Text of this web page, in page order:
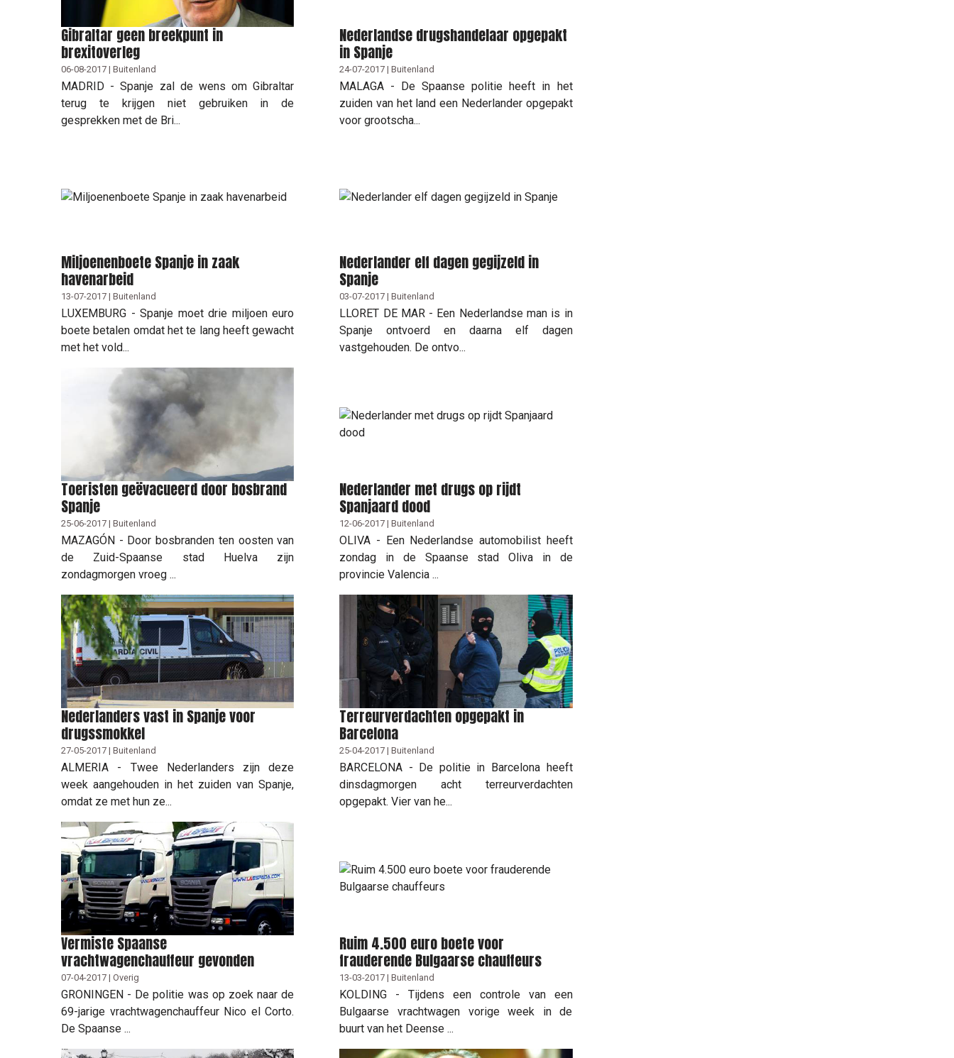
Gibraltar geen breekpunt in
brexitoverleg
06-08-2017 | Buitenland
MADRID - Spanje zal de wens om Gibraltar
terug te krijgen niet gebruiken in de
gesprekken met de Bri...
Nederlandse drugshandelaar opgepakt
in Spanje
24-07-2017 | Buitenland
MALAGA - De Spaanse politie heeft in het
zuiden van het land een Nederlander opgepakt
voor grootscha...
Miljoenenboete Spanje in zaak
havenarbeid
13-07-2017 | Buitenland
LUXEMBURG - Spanje moet drie miljoen euro
boete betalen omdat het te lang heeft gewacht
met het vold...
Nederlander elf dagen gegijzeld in
Spanje
03-07-2017 | Buitenland
LLORET DE MAR - Een Nederlandse man is in
Spanje ontvoerd en daarna elf dagen
vastgehouden. De ontvo...
Toeristen geëvacueerd door bosbrand
Spanje
25-06-2017 | Buitenland
MAZAGÓN - Door bosbranden ten oosten van
de Zuid-Spaanse stad Huelva zijn
zondagmorgen vroeg ...
Nederlander met drugs op rijdt
Spanjaard dood
12-06-2017 | Buitenland
OLIVA - Een Nederlandse automobilist heeft
zondag in de Spaanse stad Oliva in de
provincie Valencia ...
Nederlanders vast in Spanje voor
drugssmokkel
27-05-2017 | Buitenland
ALMERIA - Twee Nederlanders zijn deze
week aangehouden in het zuiden van Spanje,
omdat ze met hun ze...
Terreurverdachten opgepakt in
Barcelona
25-04-2017 | Buitenland
BARCELONA - De politie in Barcelona heeft
dinsdagmorgen acht terreurverdachten
opgepakt. Vier van he...
Vermiste Spaanse
vrachtwagenchauffeur gevonden
07-04-2017 | Overig
GRONINGEN - De politie was op zoek naar de
69-jarige vrachtwagenchauffeur Nico el Corto.
De Spaanse ...
Ruim 4.500 euro boete voor
frauderende Bulgaarse chauffeurs
13-03-2017 | Buitenland
KOLDING - Tijdens een controle van een
Bulgaarse vrachtwagen vorige week in de
buurt van het Deense ...